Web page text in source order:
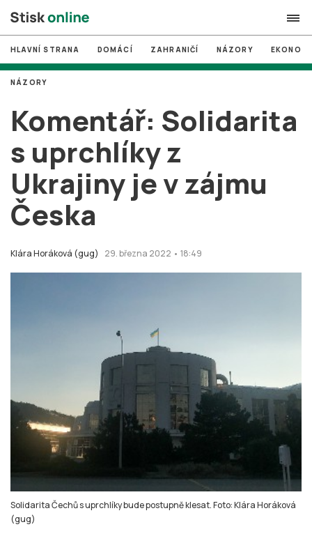
search
# MUNI
# Brno
# volby
login PŘIHLÁSIT SE
Zapomněli jste heslo?
HLAVNÍ STRANA DOMÁCÍ ZAHRANIČÍ NÁZORY
Komentář: Solidarita
s uprchlíky z
Ukrajiny je v zájmu
Česka
Klára Horáková (gug) 29. března 2022 • 18:49
NÁZORY
Solidarita Čechů s uprchlíky bude postupně klesat. Foto: Klára Horáková
(gug)